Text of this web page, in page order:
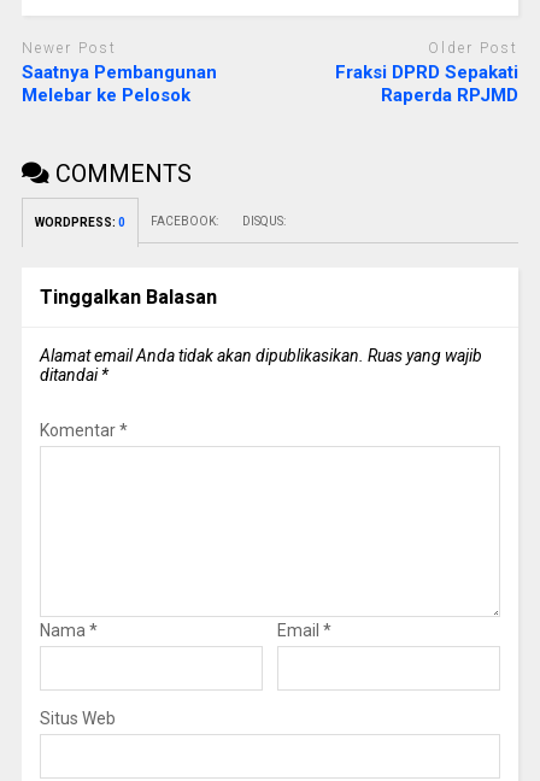
Newer Post
Saatnya Pembangunan
Melebar ke Pelosok
Older Post
Fraksi DPRD Sepakati
Raperda RPJMD
COMMENTS
WORDPRESS: 0 FACEBOOK: DISQUS:
Tinggalkan Balasan
Alamat email Anda tidak akan dipublikasikan. Ruas yang wajib
ditandai*
Komentar*
Nama* Email *
Situs Web